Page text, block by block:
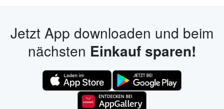
Jetzt App downloaden und beim
nächsten Einkauf sparen!